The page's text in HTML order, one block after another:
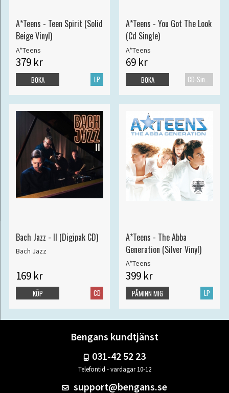
A*Teens - Teen Spirit (Solid
Beige Vinyl)
A*Teens
379 kr
LP
BOKA
A*Teens - You Got The Look
(Cd Single)
A*Teens
69 kr
CD-Singel
BOKA
Bach Jazz - II (Digipak CD)
Bach Jazz
169 kr
CD
KÖP
A*Teens - The Abba
Generation (Silver Vinyl)
A*Teens
399 kr
LP
PÅMINN MIG
Bengans kundtjänst
031-42 52 23
Telefontid - vardagar 10-12
support@bengans.se